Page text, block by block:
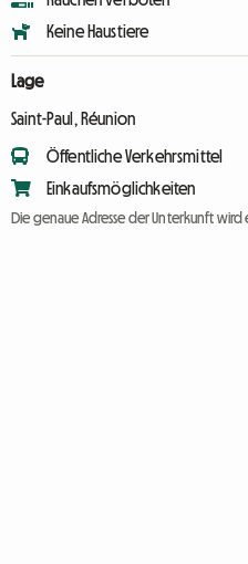
Keine Haustiere
Lage
Saint-Paul, Réunion
Öffentliche Verkehrsmittel
Einkaufsmöglichkeiten
Die genaue Adresse der Unterkunft